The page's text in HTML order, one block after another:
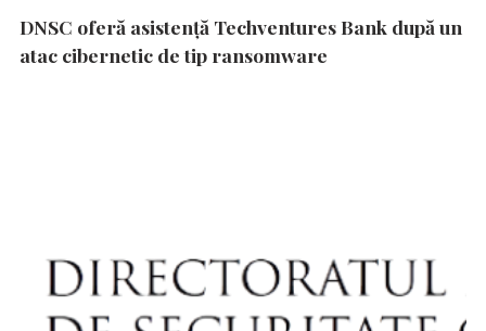
DNSC oferă asistență Techventures Bank după un
atac cibernetic de tip ransomware